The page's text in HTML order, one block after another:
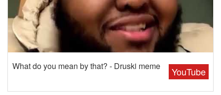
YouTube
What do you mean by that? - Druski meme